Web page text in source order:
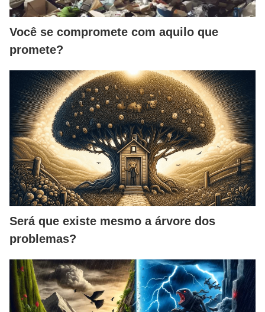
Você se compromete com aquilo que
promete?
Será que existe mesmo a árvore dos
problemas?